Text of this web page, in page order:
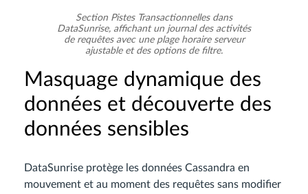
Section Pistes Transactionnelles dans
DataSunrise, affichant un journal des activités
de requêtes avec une plage horaire serveur
ajustable et des options de filtre.
Masquage dynamique des
données et découverte des
données sensibles
DataSunrise protège les données Cassandra en
mouvement et au moment des requêtes sans modifier